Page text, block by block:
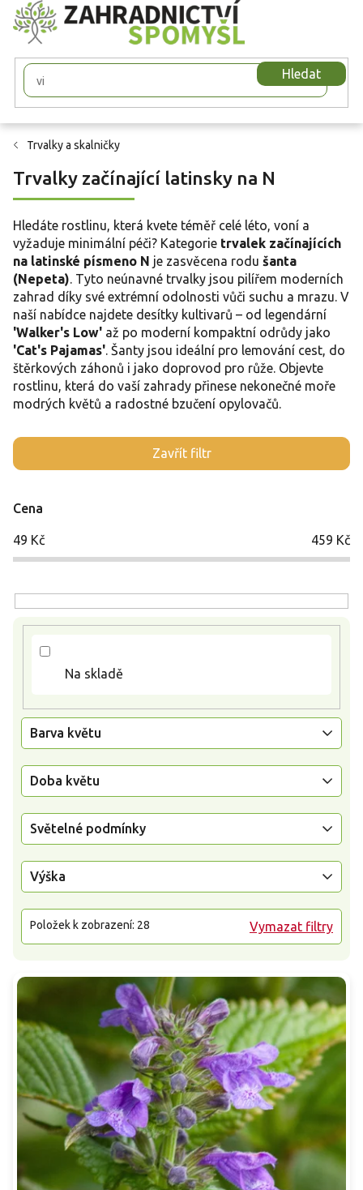
Přejít
na
obsah
Hledat
Trvalky a skalničky
Trvalky začínající latinsky na N
Hledáte rostlinu, která kvete téměř celé léto, voní a
vyžaduje minimální péči? Kategorie trvalek začínajících
na latinské písmeno N je zasvěcena rodu šanta
(Nepeta) . Tyto neúnavné trvalky jsou pilířem moderních
zahrad díky své extrémní odolnosti vůči suchu a mrazu. V
naší nabídce najdete desítky kultivarů – od legendární
'Walker's Low' až po moderní kompaktní odrůdy jako
'Cat's Pajamas' . Šanty jsou ideální pro lemování cest, do
štěrkových záhonů i jako doprovod pro růže. Objevte
rostlinu, která do vaší zahrady přinese nekonečné moře
modrých květů a radostné bzučení opylovačů.
Zavřít filtr
Cena
49 Kč 459 Kč
Na skladě
Barva květu
Doba květu
Světelné podmínky
Výška
Vymazat filtry
Položek k zobrazení: 28
V
ý
s
p
u